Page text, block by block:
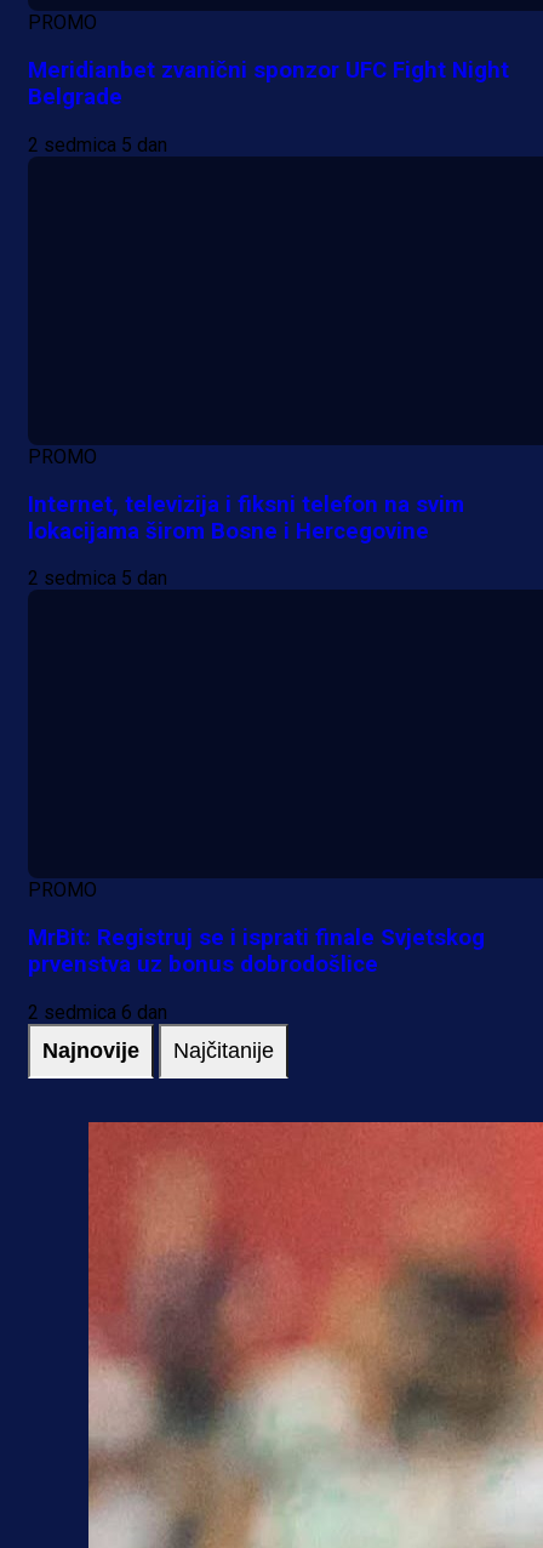
PROMO
Meridianbet zvanični sponzor UFC Fight Night
Belgrade
2 sedmica 5 dan
PROMO
Internet, televizija i fiksni telefon na svim
lokacijama širom Bosne i Hercegovine
2 sedmica 5 dan
PROMO
MrBit: Registruj se i isprati finale Svjetskog
prvenstva uz bonus dobrodošlice
2 sedmica 6 dan
Najnovije Najčitanije